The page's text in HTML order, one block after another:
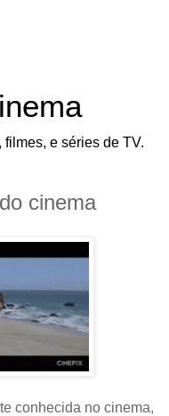
e séries de TV.
cinema
conhecida no cinema,